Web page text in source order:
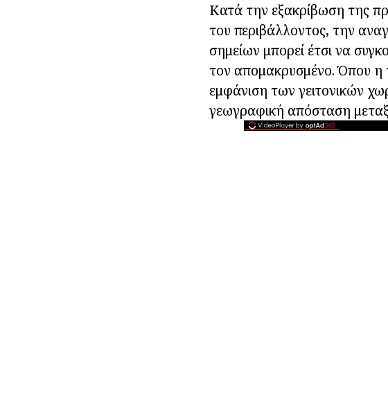
Κατά την εξακρίβωση της
του περιβάλλοντος, την
σημείων μπορεί έτσι να
τον απομακρυσμένο. Όπου η
εμφάνιση των γειτονικών
γεωγραφική απόσταση